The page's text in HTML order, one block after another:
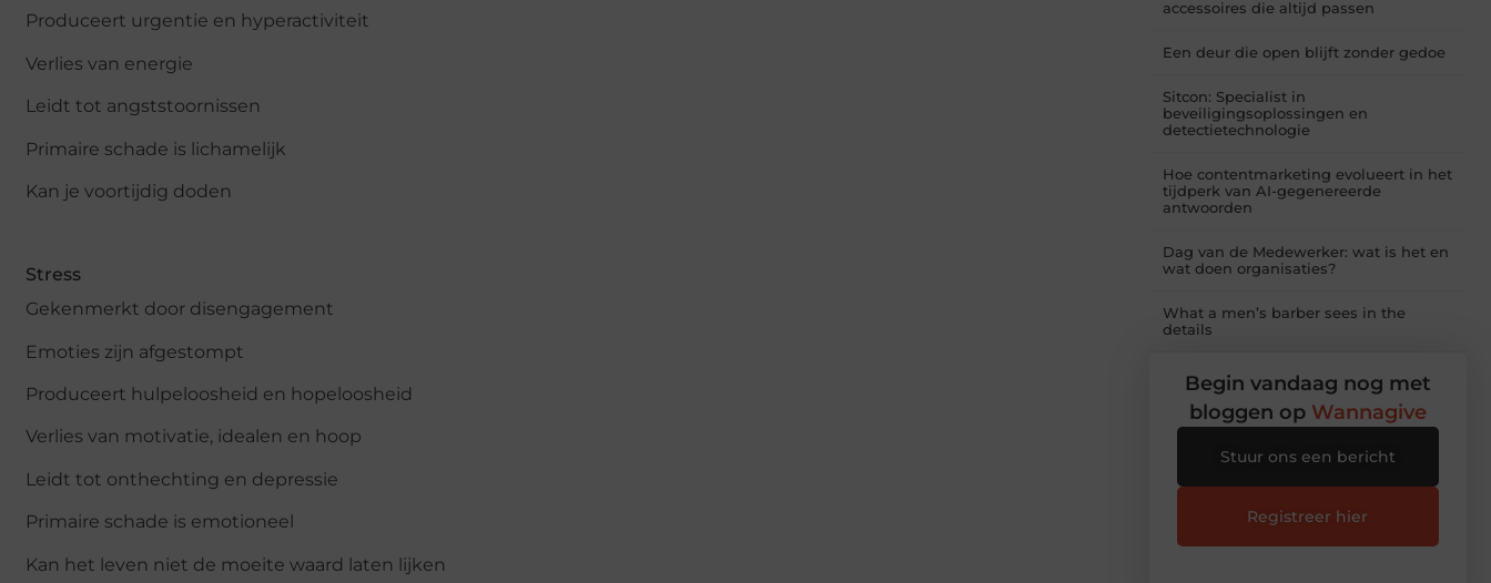
Produceert urgentie en hyperactiviteit
Verlies van energie
Leidt tot angststoornissen
Primaire schade is lichamelijk
Kan je voortijdig doden
Stress
Gekenmerkt door disengagement
Emoties zijn afgestompt
Produceert hulpeloosheid en hopeloosheid
Verlies van motivatie, idealen en hoop
Leidt tot onthechting en depressie
Primaire schade is emotioneel
Kan het leven niet de moeite waard laten lijken
accessoires die altijd passen
Een deur die open blijft zonder gedoe
Sitcon: Specialist in
beveiligingsoplossingen en
detectietechnologie
Hoe contentmarketing evolueert in het
tijdperk van AI-gegenereerde
antwoorden
Dag van de Medewerker: wat is het en
wat doen organisaties?
What a men’s barber sees in the
details
Begin vandaag nog met
bloggen op Wannagive
Stuur ons een bericht
Registreer hier